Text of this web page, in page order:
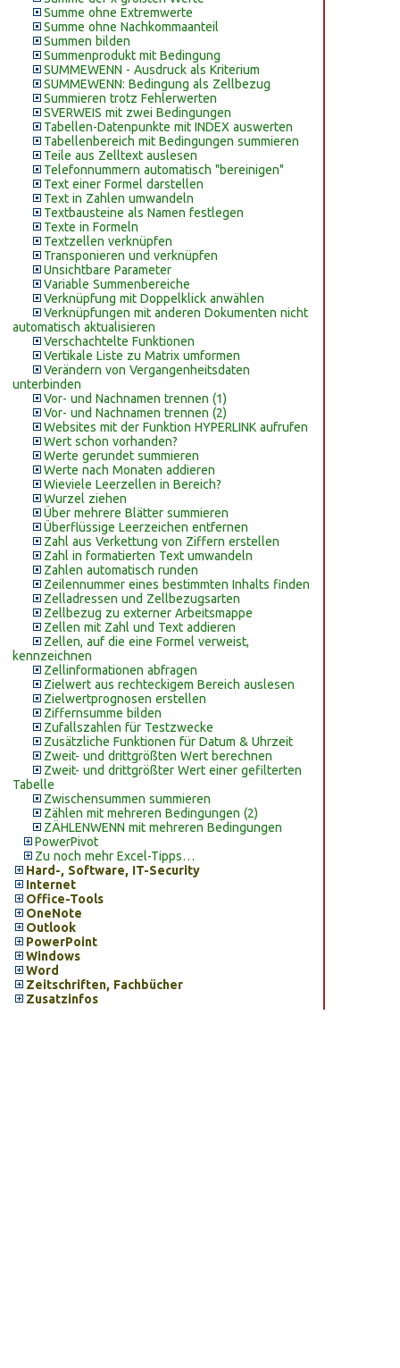
Summe ohne Extremwerte
Summe ohne Nachkommaanteil
Summen bilden
Summenprodukt mit Bedingung
SUMMEWENN - Ausdruck als Kriterium
SUMMEWENN: Bedingung als Zellbezug
Summieren trotz Fehlerwerten
SVERWEIS mit zwei Bedingungen
Tabellen-Datenpunkte mit INDEX auswerten
Tabellenbereich mit Bedingungen summieren
Teile aus Zelltext auslesen
Telefonnummern automatisch "bereinigen"
Text einer Formel darstellen
Text in Zahlen umwandeln
Textbausteine als Namen festlegen
Texte in Formeln
Textzellen verknüpfen
Transponieren und verknüpfen
Unsichtbare Parameter
Variable Summenbereiche
Verknüpfung mit Doppelklick anwählen
Verknüpfungen mit anderen Dokumenten nicht
automatisch aktualisieren
Verschachtelte Funktionen
Vertikale Liste zu Matrix umformen
Verändern von Vergangenheitsdaten
unterbinden
Vor- und Nachnamen trennen (1)
Vor- und Nachnamen trennen (2)
Websites mit der Funktion HYPERLINK aufrufen
Wert schon vorhanden?
Werte gerundet summieren
Werte nach Monaten addieren
Wieviele Leerzellen in Bereich?
Wurzel ziehen
Über mehrere Blätter summieren
Überflüssige Leerzeichen entfernen
Zahl aus Verkettung von Ziffern erstellen
Zahl in formatierten Text umwandeln
Zahlen automatisch runden
Zeilennummer eines bestimmten Inhalts finden
Zelladressen und Zellbezugsarten
Zellbezug zu externer Arbeitsmappe
Zellen mit Zahl und Text addieren
Zellen, auf die eine Formel verweist,
kennzeichnen
Zellinformationen abfragen
Zielwert aus rechteckigem Bereich auslesen
Zielwertprognosen erstellen
Ziffernsumme bilden
Zufallszahlen für Testzwecke
Zusätzliche Funktionen für Datum & Uhrzeit
Zweit- und drittgrößten Wert berechnen
Zweit- und drittgrößter Wert einer gefilterten
Tabelle
Zwischensummen summieren
Zählen mit mehreren Bedingungen (2)
ZÄHLENWENN mit mehreren Bedingungen
PowerPivot
Zu noch mehr Excel-Tipps…
Hard-, Software, IT-Security
Internet
Office-Tools
OneNote
Outlook
PowerPoint
Windows
Word
Zeitschriften, Fachbücher
Zusatzinfos